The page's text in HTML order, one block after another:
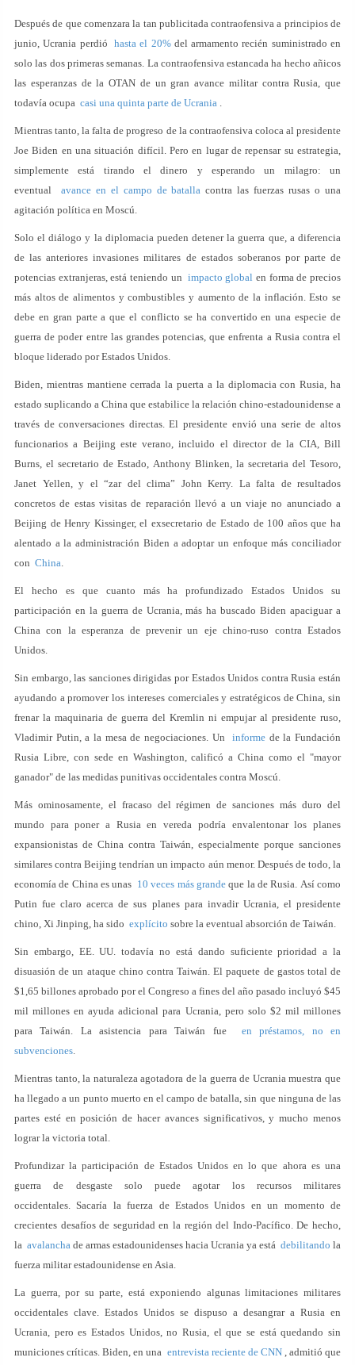
Después de que comenzara la tan publicitada contraofensiva a principios de
junio, Ucrania perdióhasta el 20%del armamento recién suministrado en
solo las dos primeras semanas. La contraofensiva estancada ha hecho añicos
las esperanzas de la OTAN de un gran avance militar contra Rusia, que
todavía ocupa casi una quinta parte de Ucrania .
Mientras tanto, la falta de progreso de la contraofensiva coloca al presidente
Joe Biden en una situación difícil. Pero en lugar de repensar su estrategia,
simplemente está tirando el dinero y esperando un milagro: un
eventual avance en el campo de batalla contra las fuerzas rusas o una
agitación política en Moscú.
Solo el diálogo y la diplomacia pueden detener la guerra que, a diferencia
de las anteriores invasiones militares de estados soberanos por parte de
potencias extranjeras, está teniendo un impacto global en forma de precios
más altos de alimentos y combustibles y aumento de la inflación. Esto se
debe en gran parte a que el conflicto se ha convertido en una especie de
guerra de poder entre las grandes potencias, que enfrenta a Rusia contra el
bloque liderado por Estados Unidos.
Biden, mientras mantiene cerrada la puerta a la diplomacia con Rusia, ha
estado suplicando a China que estabilice la relación chino-estadounidense a
través de conversaciones directas. El presidente envió una serie de altos
funcionarios a Beijing este verano, incluido el director de la CIA, Bill
Burns, el secretario de Estado, Anthony Blinken, la secretaria del Tesoro,
Janet Yellen, y el “zar del clima” John Kerry. La falta de resultados
concretos de estas visitas de reparación llevó a un viaje no anunciado a
Beijing de Henry Kissinger, el exsecretario de Estado de 100 años que ha
alentado a la administración Biden a adoptar un enfoque más conciliador
con China.
El hecho es que cuanto más ha profundizado Estados Unidos su
participación en la guerra de Ucrania, más ha buscado Biden apaciguar a
China con la esperanza de prevenir un eje chino-ruso contra Estados
Unidos.
Sin embargo, las sanciones dirigidas por Estados Unidos contra Rusia están
ayudando a promover los intereses comerciales y estratégicos de China, sin
frenar la maquinaria de guerra del Kremlin ni empujar al presidente ruso,
Vladimir Putin, a la mesa de negociaciones. Un informe de la Fundación
Rusia Libre, con sede en Washington, calificó a China como el "mayor
ganador" de las medidas punitivas occidentales contra Moscú.
Más ominosamente, el fracaso del régimen de sanciones más duro del
mundo para poner a Rusia en vereda podría envalentonar los planes
expansionistas de China contra Taiwán, especialmente porque sanciones
similares contra Beijing tendrían un impacto aún menor. Después de todo, la
economía de China es unas 10 veces más grande que la de Rusia. Así como
Putin fue claro acerca de sus planes para invadir Ucrania, el presidente
chino, Xi Jinping, ha sido explícito sobre la eventual absorción de Taiwán.
Sin embargo, EE. UU. todavía no está dando suficiente prioridad a la
disuasión de un ataque chino contra Taiwán. El paquete de gastos total de
$1,65 billones aprobado por el Congreso a fines del año pasado incluyó $45
mil millones en ayuda adicional para Ucrania, pero solo $2 mil millones
para Taiwán. La asistencia para Taiwán fue en préstamos, no en
subvenciones.
Mientras tanto, la naturaleza agotadora de la guerra de Ucrania muestra que
ha llegado a un punto muerto en el campo de batalla, sin que ninguna de las
partes esté en posición de hacer avances significativos, y mucho menos
lograr la victoria total.
Profundizar la participación de Estados Unidos en lo que ahora es una
guerra de desgaste solo puede agotar los recursos militares
occidentales. Sacaría la fuerza de Estados Unidos en un momento de
crecientes desafíos de seguridad en la región del Indo-Pacífico. De hecho,
la avalancha de armas estadounidenses hacia Ucrania ya está debilitando la
fuerza militar estadounidense en Asia.
La guerra, por su parte, está exponiendo algunas limitaciones militares
occidentales clave. Estados Unidos se dispuso a desangrar a Rusia en
Ucrania, pero es Estados Unidos, no Rusia, el que se está quedando sin
municiones críticas. Biden, en una entrevista reciente de CNN, admitió que